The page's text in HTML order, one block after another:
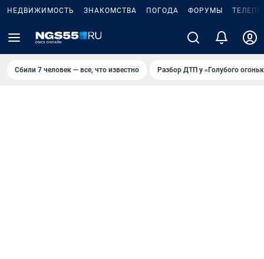
НЕДВИЖИМОСТЬ ЗНАКОМСТВА ПОГОДА ФОРУМЫ
Сбили 7 человек — все, что известно Разбор ДТП у «Голубого